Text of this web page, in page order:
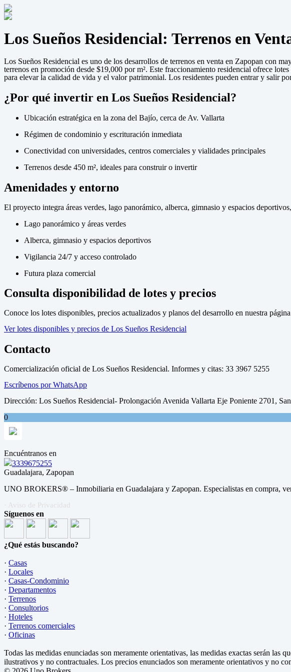
Los Sueños Residencial: Terrenos en
Los Sueños Residencial es uno de los desarrollos de terrenos en venta en Zapopan con
terrenos en promoción desde $19,000 por m². Este fraccionamiento residencial ofrece
para elevar la calidad de vida y el valor patrimonial. Los residentes pueden entrar y salir
¿Por qué invertir en Los Sueños Residencial?
Ubicación estratégica en la zona del Bajío, cerca de Av. Vallarta
Régimen de condominio y escrituración inmediata
Conectividad con universidades, centros comerciales y vialidades principales
Terrenos desde 450 m², ideales para construir o invertir
Amenidades y entorno
El proyecto integra áreas verdes, lago panorámico, alberca, gimnasio y espacios
Lago panorámico y áreas verdes
Alberca, gimnasio y espacios deportivos
Vigilancia 24/7 y acceso controlado
Futura plaza comercial
Consulta disponibilidad de lotes y precios
Conoce los lotes disponibles, precios actualizados y planos del desarrollo en nuestra
Ver lotes disponibles y precios de Los Sueños Residencial
Contacto
Comercialización oficial de Los Sueños Residencial. Informes y citas: 33 3967 5255
Escríbenos por WhatsApp
Dirección: Los Sueños Residencial- Prolongación Avenida Vallarta Eje Poniente 2701,
0
Encuéntranos en
3339675255
Guadalajara, Zapopan
UNO BROKERS® – Inmobiliaria en Guadalajara y Zapopan. Especialistas en compra,
· Aviso de Privacidad
Síguenos en
¿Qué estás buscando?
· Casas
· Locales
· Casas-Condominio
· Departamentos
· Terrenos
· Consultorios
· Hoteles
· Terrenos comerciales
· Oficinas
Todas las medidas enunciadas son meramente orientativas, las medidas exactas serán
ilustrativos y no contractuales. Los precios enunciados son meramente orientativos y no